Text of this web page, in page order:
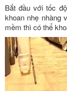
Bắt đầu với tốc
khoan nhẹ nhàng
mềm thì có thể